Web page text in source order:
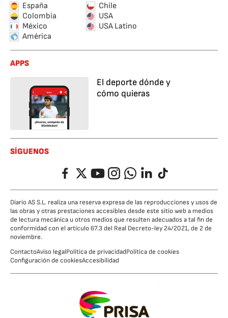
España
Chile
Colombia
USA
México
USA Latino
América
APPS
El deporte dónde y
cómo quieras
SÍGUENOS
FacebookTwitterYouTubeInstagramWhatsappLinkedIn
TikTok
Diario AS S.L. realiza una reserva expresa de las reproducciones y usos de
las obras y otras prestaciones accesibles desde este sitio web a medios
de lectura mecánica u otros medios que resulten adecuados a tal fin de
conformidad con el artículo 67.3 del Real Decreto-ley 24/2021, de 2 de
noviembre.
ContactoAviso legalPolítica de privacidadPolítica de cookies
Configuración de cookiesAccesibilidad